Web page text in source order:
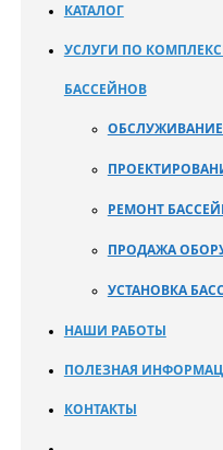
КАТАЛОГ
УСЛУГИ ПО
БАССЕЙНОВ
РЕМОНТ
ПРОДАЖА
УСТАНОВКА
НАШИ РАБОТЫ
ПОЛЕЗНАЯ
КОНТАКТЫ